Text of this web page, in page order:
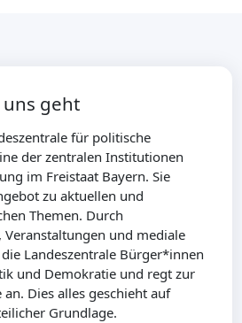
geht
für politische
der zentralen Institutionen
im Freistaat Bayern. Sie
zu aktuellen und
Themen. Durch
und mediale
Landeszentrale Bürger*innen
und Demokratie und regt zur
Dies alles geschieht auf
Grundlage.